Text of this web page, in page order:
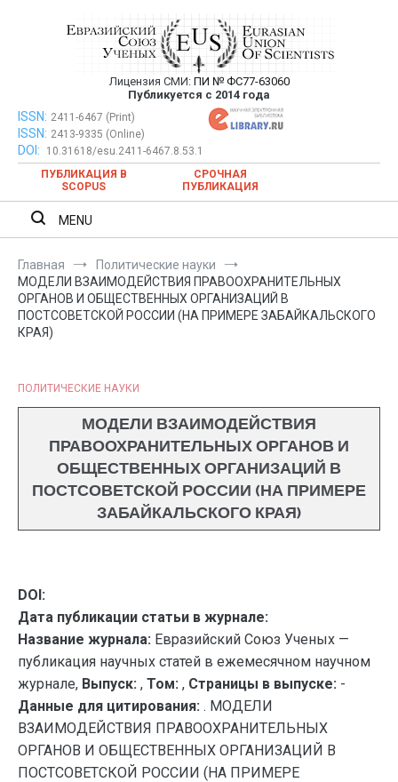
Евразийский Союз Ученых —
публикация научных статей в
ежемесячном научном журнале
Лицензия СМИ: ПИ № ФС77-63060
Публикуется с 2014 года
Евразийский Союз Ученых — публикация научных статей в
ежемесячном научном журнале
ISSN: 2411-6467 (Print)
ISSN: 2413-9335 (Online)
DOI:
10.31618/esu.2411-6467.8.53.1
ПУБЛИКАЦИЯ В
SCOPUS
СРОЧНАЯ
ПУБЛИКАЦИЯ
MENU
Главная
Политические науки
МОДЕЛИ ВЗАИМОДЕЙСТВИЯ ПРАВООХРАНИТЕЛЬНЫХ
ОРГАНОВ И ОБЩЕСТВЕННЫХ ОРГАНИЗАЦИЙ В
ПОСТСОВЕТСКОЙ РОССИИ (НА ПРИМЕРЕ ЗАБАЙКАЛЬСКОГО
КРАЯ)
ПОЛИТИЧЕСКИЕ НАУКИ
МОДЕЛИ ВЗАИМОДЕЙСТВИЯ
ПРАВООХРАНИТЕЛЬНЫХ ОРГАНОВ И
ОБЩЕСТВЕННЫХ ОРГАНИЗАЦИЙ В
ПОСТСОВЕТСКОЙ РОССИИ (НА ПРИМЕРЕ
ЗАБАЙКАЛЬСКОГО КРАЯ)
DOI:
Дата публикации статьи в журнале:
Название журнала: Евразийский Союз Ученых —
публикация научных статей в ежемесячном научном
журнале, Выпуск: , Том: , Страницы в выпуске: -
Данные для цитирования: . МОДЕЛИ
ВЗАИМОДЕЙСТВИЯ ПРАВООХРАНИТЕЛЬНЫХ
ОРГАНОВ И ОБЩЕСТВЕННЫХ ОРГАНИЗАЦИЙ В
ПОСТСОВЕТСКОЙ РОССИИ (НА ПРИМЕРЕ